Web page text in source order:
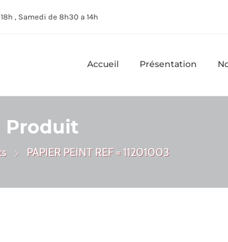
, Samedi de 8h30 a 14h
Accueil Présentation
Produit
PAPIER PEINT REF = 11201003